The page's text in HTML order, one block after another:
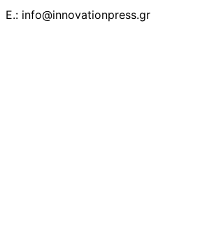
E.: info@innovationpress.gr